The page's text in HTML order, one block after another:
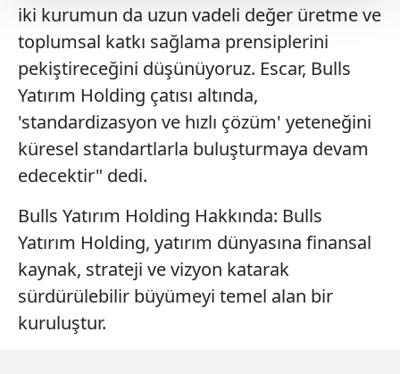
Her halükârda, kullanıcılar, bu çerezlere izin vermedikleri
takdirde, kullanıcılara hedefli reklamlar
gösterilmeyecektir."
Sizlere daha iyi bir hizmet sunabilmek için İnternet
Sitemizde kendimize ve üçüncü kişilere ait çerezler
kullanılmaktadır. Bu çerezler vasıtasıyla çeşitli kişisel
verileriniz işlenmekte olup gerekli olan çerezler bilgi
kullanılmaktadır. Diğer çerezler, sitemizin daha işlevsel
kılınması ve kişiselleştirilmesi ve sizlere yönelik
reklam/pazarlama faaliyetlerinin yapılması, amaçlarıyla
sınırlı olarak açık rızanız dahilinde kullanılacaktır.
Çerezlere ilişkin tercihlerinizi aşağıda yer alan panel
iki kurumun da uzun vadeli değer üretme ve
toplumsal katkı sağlama prensiplerini
pekiştireceğini düşünüyoruz. Escar, Bulls
Yatırım Holding çatısı altında,
'standardizasyon ve hızlı çözüm' yeteneğini
küresel standartlarla buluşturmaya devam
edecektir" dedi.
Bulls Yatırım Holding Hakkında: Bulls
Yatırım Holding, yatırım dünyasına finansal
kaynak, strateji ve vizyon katarak
sürdürülebilir büyümeyi temel alan bir
kuruluştur.